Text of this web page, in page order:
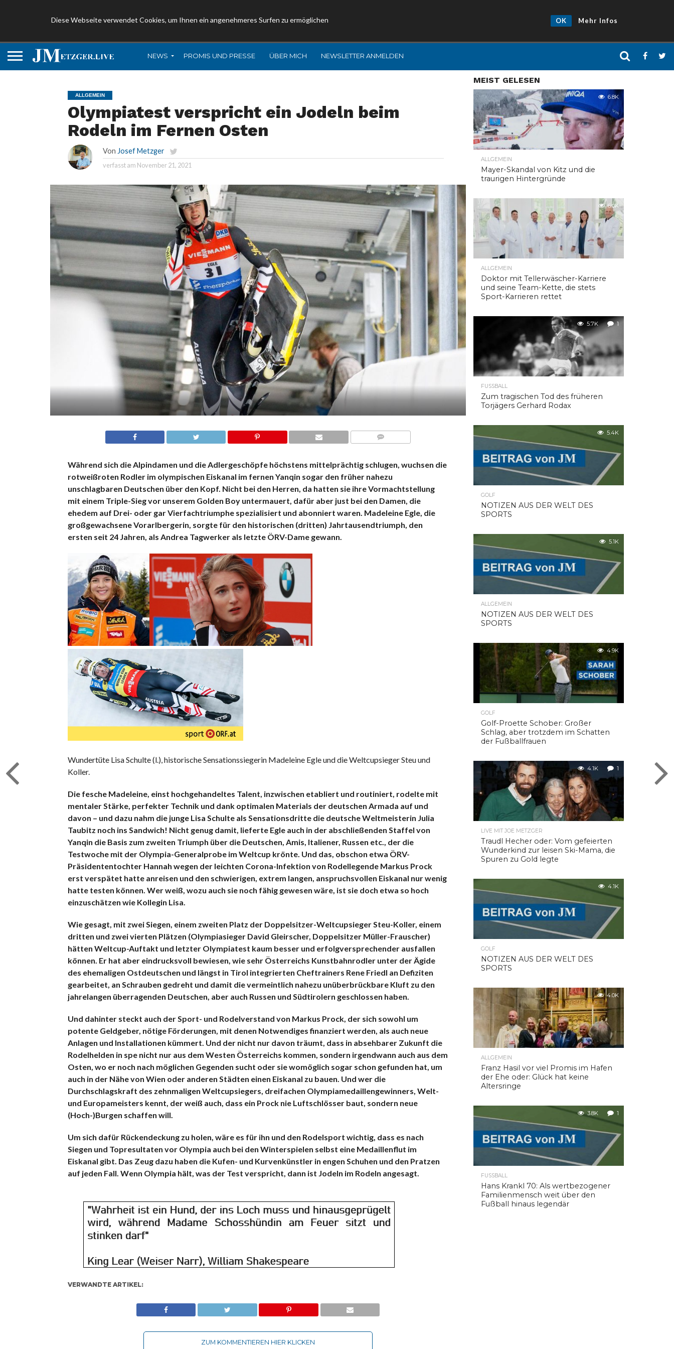
Diese Webseite verwendet Cookies, um Ihnen ein angenehmeres Surfen zu ermöglichen OK Mehr Infos
NEWS PROMIS UND PRESSE ÜBER MICH NEWSLETTER ANMELDEN
ALLGEMEIN
Olympiatest verspricht ein Jodeln beim
Rodeln im Fernen Osten
Von Josef Metzger
verfasst am November 21, 2021
Während sich die Alpindamen und die Adlergeschöpfe höchstens mittelprächtig schlugen, wuchsen die
rotweißroten Rodler im olympischen Eiskanal im fernen Yanqin sogar den früher nahezu
unschlagbaren Deutschen über den Kopf. Nicht bei den Herren, da hatten sie ihre Vormachtstellung
mit einem Triple-Sieg vor unserem Golden Boy untermauert, dafür aber just bei den Damen, die
ehedem auf Drei- oder gar Vierfachtriumphe spezialisiert und abonniert waren. Madeleine Egle, die
großgewachsene Vorarlbergerin, sorgte für den historischen (dritten) Jahrtausendtriumph, den
ersten seit 24 Jahren, als Andrea Tagwerker als letzte ÖRV-Dame gewann.
Wundertüte Lisa Schulte (l.), historische Sensationssiegerin Madeleine Egle und die Weltcupsieger Steu und
Koller.
Die fesche Madeleine, einst hochgehandeltes Talent, inzwischen etabliert und routiniert, rodelte mit
mentaler Stärke, perfekter Technik und dank optimalen Materials der deutschen Armada auf und
davon – und dazu nahm die junge Lisa Schulte als Sensationsdritte die deutsche Weltmeisterin Julia
Taubitz noch ins Sandwich! Nicht genug damit, lieferte Egle auch in der abschließenden Staffel von
Yanqin die Basis zum zweiten Triumph über die Deutschen, Amis, Italiener, Russen etc., der die
Testwoche mit der Olympia-Generalprobe im Weltcup krönte. Und das, obschon etwa ÖRV-
Präsidententochter Hannah wegen der leichten Corona-Infektion von Rodellegende Markus Prock
erst verspätet hatte anreisen und den schwierigen, extrem langen, anspruchsvollen Eiskanal nur wenig
hatte testen können. Wer weiß, wozu auch sie noch fähig gewesen wäre, ist sie doch etwa so hoch
einzuschätzen wie Kollegin Lisa.
Wie gesagt, mit zwei Siegen, einem zweiten Platz der Doppelsitzer-Weltcupsieger Steu-Koller, einem
dritten und zwei vierten Plätzen (Olympiasieger David Gleirscher, Doppelsitzer Müller-Frauscher)
hätten Weltcup-Auftakt und letzter Olympiatest kaum besser und erfolgversprechender ausfallen
können. Er hat aber eindrucksvoll bewiesen, wie sehr Österreichs Kunstbahnrodler unter der Ägide
des ehemaligen Ostdeutschen und längst in Tirol integrierten Cheftrainers Rene Friedl an Defiziten
gearbeitet, an Schrauben gedreht und damit die vermeintlich nahezu unüberbrückbare Kluft zu den
jahrelangen überragenden Deutschen, aber auch Russen und Südtirolern geschlossen haben.
Und dahinter steckt auch der Sport- und Rodelverstand von Markus Prock, der sich sowohl um
potente Geldgeber, nötige Förderungen, mit denen Notwendiges finanziert werden, als auch neue
Anlagen und Installationen kümmert. Und der nicht nur davon träumt, dass in absehbarer Zukunft die
Rodelhelden in spe nicht nur aus dem Westen Österreichs kommen, sondern irgendwann auch aus dem
Osten, wo er noch nach möglichen Gegenden sucht oder sie womöglich sogar schon gefunden hat, um
auch in der Nähe von Wien oder anderen Städten einen Eiskanal zu bauen. Und wer die
Durchschlagskraft des zehnmaligen Weltcupsiegers, dreifachen Olympiamedaillengewinners, Welt-
und Europameisters kennt, der weiß auch, dass ein Prock nie Luftschlösser baut, sondern neue
(Hoch-)Burgen schaffen will.
Um sich dafür Rückendeckung zu holen, wäre es für ihn und den Rodelsport wichtig, dass es nach
Siegen und Topresultaten vor Olympia auch bei den Winterspielen selbst eine Medaillenflut im
Eiskanal gibt. Das Zeug dazu haben die Kufen- und Kurvenkünstler in engen Schuhen und den Pratzen
auf jeden Fall. Wenn Olympia hält, was der Test verspricht, dann ist Jodeln im Rodeln angesagt.
VERWANDTE ARTIKEL:
ZUM KOMMENTIEREN HIER KLICKEN
MEIST GELESEN
6.8K
ALLGEMEIN
Mayer-Skandal von Kitz und die
traurigen Hintergründe
6.0K
ALLGEMEIN
Doktor mit Tellerwäscher-Karriere
und seine Team-Kette, die stets
Sport-Karrieren rettet
5.7K 1
FUSSBALL
Zum tragischen Tod des früheren
Torjägers Gerhard Rodax
5.4K
GOLF
NOTIZEN AUS DER WELT DES
SPORTS
5.1K
ALLGEMEIN
NOTIZEN AUS DER WELT DES
SPORTS
4.9K
GOLF
Golf-Proette Schober: Großer
Schlag, aber trotzdem im Schatten
der Fußballfrauen
4.1K 1
LIVE MIT JOE METZGER
Traudl Hecher oder: Vom gefeierten
Wunderkind zur leisen Ski-Mama, die
Spuren zu Gold legte
4.1K
GOLF
NOTIZEN AUS DER WELT DES
SPORTS
4.0K
ALLGEMEIN
Franz Hasil vor viel Promis im Hafen
der Ehe oder: Glück hat keine
Altersringe
3.8K 1
FUSSBALL
Hans Krankl 70: Als wertbezogener
Familienmensch weit über den
Fußball hinaus legendär